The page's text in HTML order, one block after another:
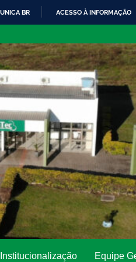
O
CONTEÚDO
BR ACESSO À INFORMAÇÃO
Equipe